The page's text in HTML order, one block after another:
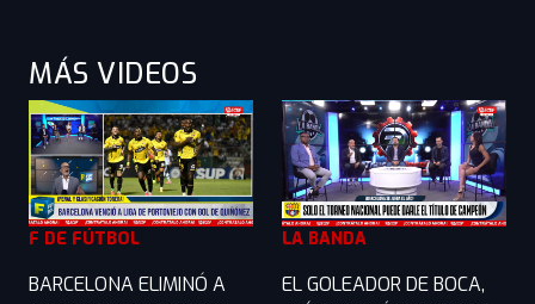
MÁS VIDEOS
F DE FÚTBOL
BARCELONA ELIMINÓ A
LA BANDA
EL GOLEADOR DE BOCA,